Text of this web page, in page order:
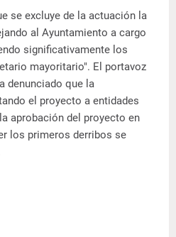
se excluye de la actuación la
al Ayuntamiento a cargo
significativamente los
mayoritario". El portavoz
denunciado que la
el proyecto a entidades
aprobación del proyecto en
los primeros derribos se